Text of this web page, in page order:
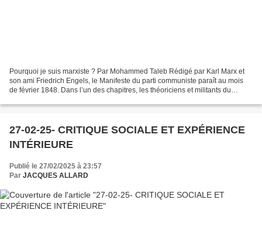
Pourquoi je suis marxiste ? Par Mohammed Taleb Rédigé par Karl Marx et
son ami Friedrich Engels, le Manifeste du parti communiste paraît au mois
de février 1848. Dans l’un des chapitres, les théoriciens et militants du
27-02-25- CRITIQUE SOCIALE ET EXPÉRIENCE
INTÉRIEURE
Publié le 27/02/2025 à 23:57
Par JACQUES ALLARD